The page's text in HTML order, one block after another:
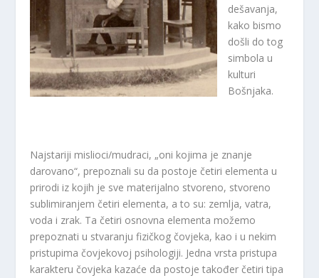
dešavanja,
kako bismo
došli do tog
simbola u
kulturi
Bošnjaka.
Najstariji mislioci/mudraci, „oni kojima je znanje
darovano“, prepoznali su da postoje četiri elementa u
prirodi iz kojih je sve materijalno stvoreno, stvoreno
sublimiranjem četiri elementa, a to su: zemlja, vatra,
voda i zrak. Ta četiri osnovna elementa možemo
prepoznati u stvaranju fizičkog čovjeka, kao i u nekim
pristupima čovjekovoj psihologiji. Jedna vrsta pristupa
karakteru čovjeka kazaće da postoje također četiri tipa